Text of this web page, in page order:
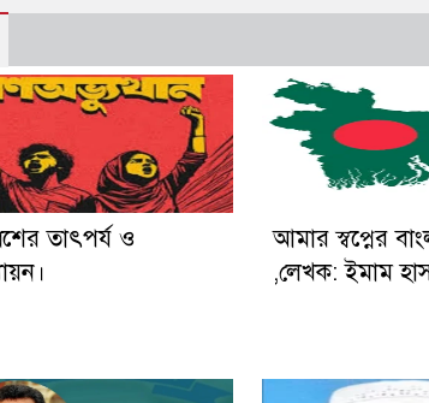
তাৎপর্য ও
আমার স্বপ্নের
,লেখক: ইমাম